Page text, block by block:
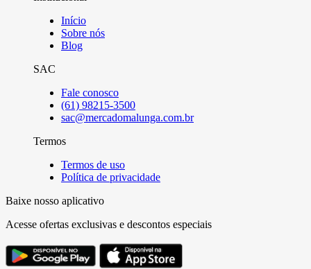
Início
Sobre nós
Blog
SAC
Fale conosco
(61) 98215-3500
sac@mercadomalunga.com.br
Termos
Termos de uso
Política de privacidade
Baixe nosso aplicativo
Acesse ofertas exclusivas e descontos especiais